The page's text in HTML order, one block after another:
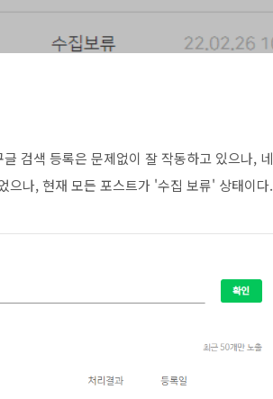
검색 등록은 문제없이 잘 작동하고 있으나, 네
으나, 현재 모든 포스트가 '수집 보류' 상태이다.